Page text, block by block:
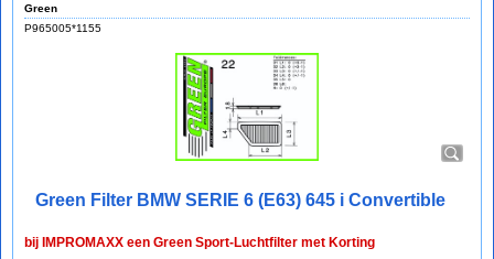
Green
P965005*1155
Green Filter BMW SERIE 6 (E63) 645 i Convertible
bij IMPROMAXX een Green Sport-Luchtfilter met Korting